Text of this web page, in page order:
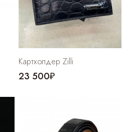
Картхолдер Zilli
23 500₽